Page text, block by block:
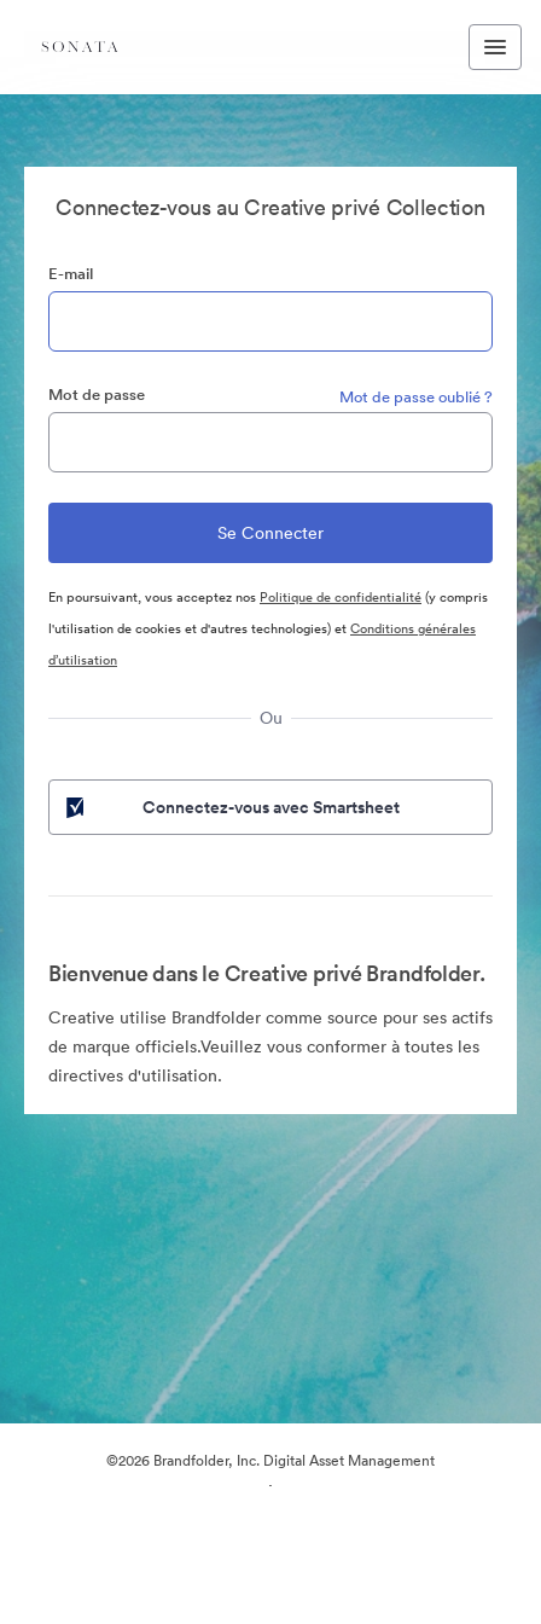
Connectez-vous au Creative privé Collection
E-mail
Mot de passe Mot de passe oublié ?
En poursuivant, vous acceptez nos Politique de confidentialité(y compris
l'utilisation de cookies et d'autres technologies) etConditions générales
d’utilisation
Ou
Connectez-vous avec Smartsheet
Bienvenue dans le Creative privé Brandfolder.
Creative utilise Brandfolder comme source pour ses actifs
de marque officiels.Veuillez vous conformer à toutes les
directives d'utilisation.
©2026 Brandfolder, Inc. Digital Asset Management
·